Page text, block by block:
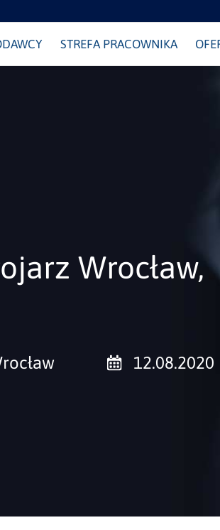
STREFA PRACOWNIKA
Wrocław,
12.08.2020